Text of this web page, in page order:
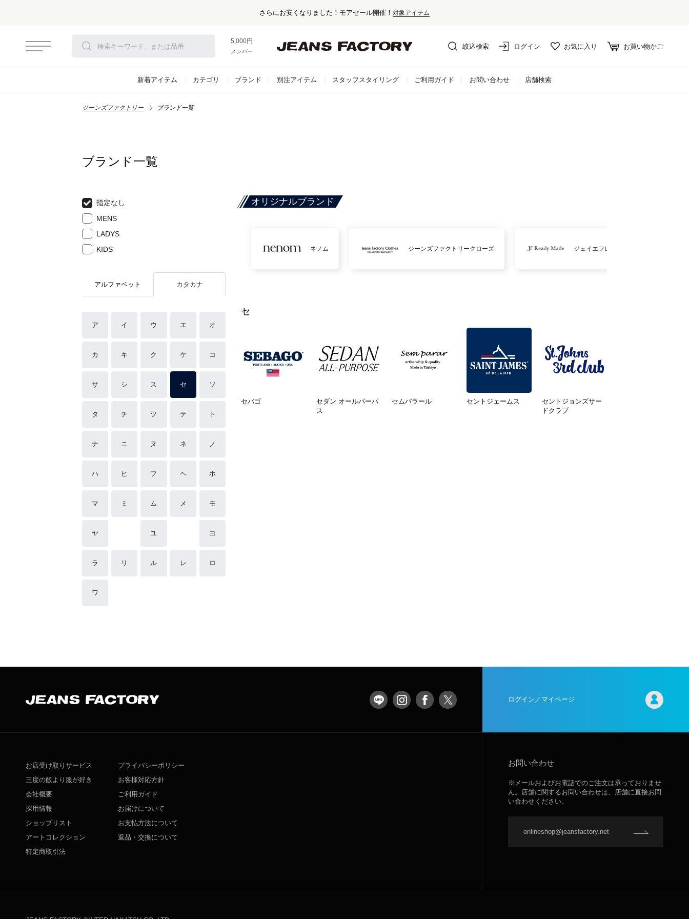
さらにお安くなりました！モアセール開催！ 対象アイテム
5,000円以上お買い上げで送料無料！
メンバー登録でお得な情報をゲット。さらに詳しく
絞込検索 ログイン お気に入り お買い物かご
新着アイテム カテゴリ ブランド 別注アイテム スタッフスタイリング ご利用ガイド お問い合わせ 店舗検索
ジーンズファクトリー ブランド一覧
ブランド一覧
指定なし
MENS
LADYS
KIDS
アルファベット カタカナ
ア イ ウ エ オ
カ キ ク ケ コ
サ シ ス セ ソ
タ チ ツ テ ト
ナ ニ ヌ ネ ノ
ハ ヒ フ ヘ ホ
マ ミ ム メ モ
ヤ ユ ヨ
ラ リ ル レ ロ
ワ
オリジナルブランド
ネノム ジーンズファクトリークローズ ジェイエフレディメイド
セ
セバゴ
セダン オールパーパ
ス
セムパラール セントジェームス
セントジョンズサー
ドクラブ
ログイン／マイページ
お店受け取りサービス
三度の飯より服が好き
会社概要
採用情報
ショップリスト
アートコレクション
特定商取引法
プライバシーポリシー
お客様対応方針
ご利用ガイド
お届けについて
お支払方法について
返品・交換について
お問い合わせ
※メールおよびお電話でのご注文は承っておりませ
ん。店舗に関するお問い合わせは、店舗に直接お問
い合わせください。
onlineshop@jeansfactory.net